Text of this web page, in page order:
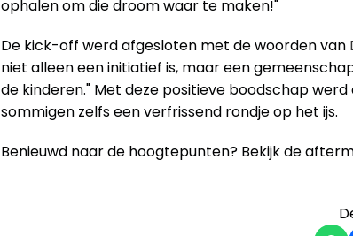
ophalen om die droom waar te maken!"
De kick-off werd afgesloten met de woorden van
niet alleen een initiatief is, maar een
de kinderen." Met deze positieve boodschap
sommigen zelfs een verfrissend rondje op het ijs.
Benieuwd naar de hoogtepunten? Bekijk de